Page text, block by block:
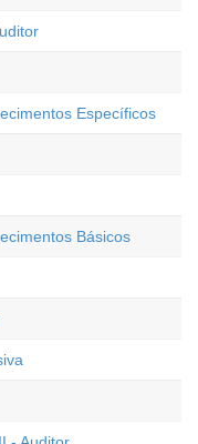
Específicos
Básicos